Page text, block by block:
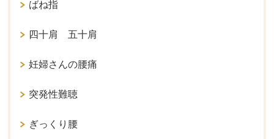
ばね指
四十肩 五十肩
妊婦さんの腰痛
突発性難聴
ぎっくり腰